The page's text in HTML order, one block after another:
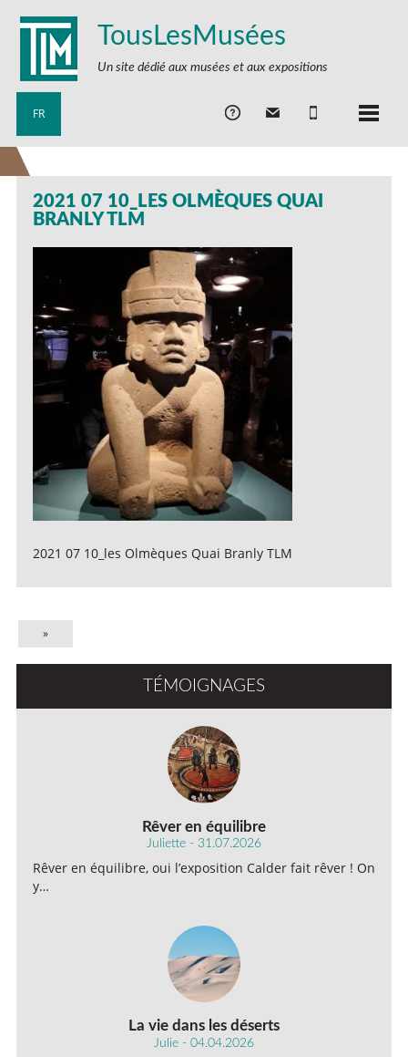
TousLesMusées
Un site dédié aux musées et aux expositions
FR
2021 07 10_LES OLMÈQUES QUAI
BRANLY TLM
2021 07 10_les Olmèques Quai Branly TLM
»
TÉMOIGNAGES
Rêver en équilibre
Juliette - 31.07.2026
Rêver en équilibre, oui l’exposition Calder fait rêver ! On
y…
La vie dans les déserts
Julie - 04.04.2026